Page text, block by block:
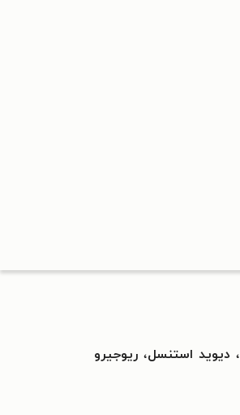
، دیوید استنسل، ریوجیرو